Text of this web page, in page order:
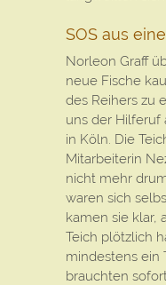
SOS aus
Norleon Graff
neue Fische
des Reihers zu
uns der Hilferuf
in Köln. Die
Mitarbeiterin
nicht mehr
waren sich
kamen sie klar,
Teich plötzlich
mindestens ein
brauchten